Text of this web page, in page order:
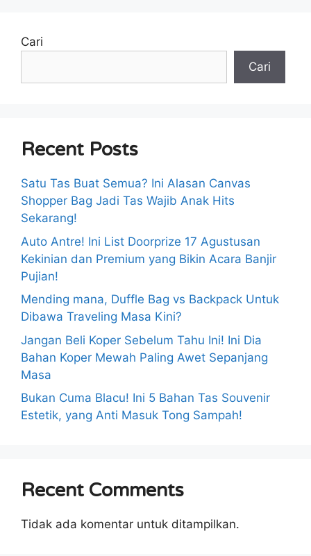
Cari
Cari
Recent Posts
Satu Tas Buat Semua? Ini Alasan Canvas
Shopper Bag Jadi Tas Wajib Anak Hits
Sekarang!
Auto Antre! Ini List Doorprize 17 Agustusan
Kekinian dan Premium yang Bikin Acara Banjir
Pujian!
Mending mana, Duffle Bag vs Backpack Untuk
Dibawa Traveling Masa Kini?
Jangan Beli Koper Sebelum Tahu Ini! Ini Dia
Bahan Koper Mewah Paling Awet Sepanjang
Masa
Bukan Cuma Blacu! Ini 5 Bahan Tas Souvenir
Estetik, yang Anti Masuk Tong Sampah!
Recent Comments
Tidak ada komentar untuk ditampilkan.